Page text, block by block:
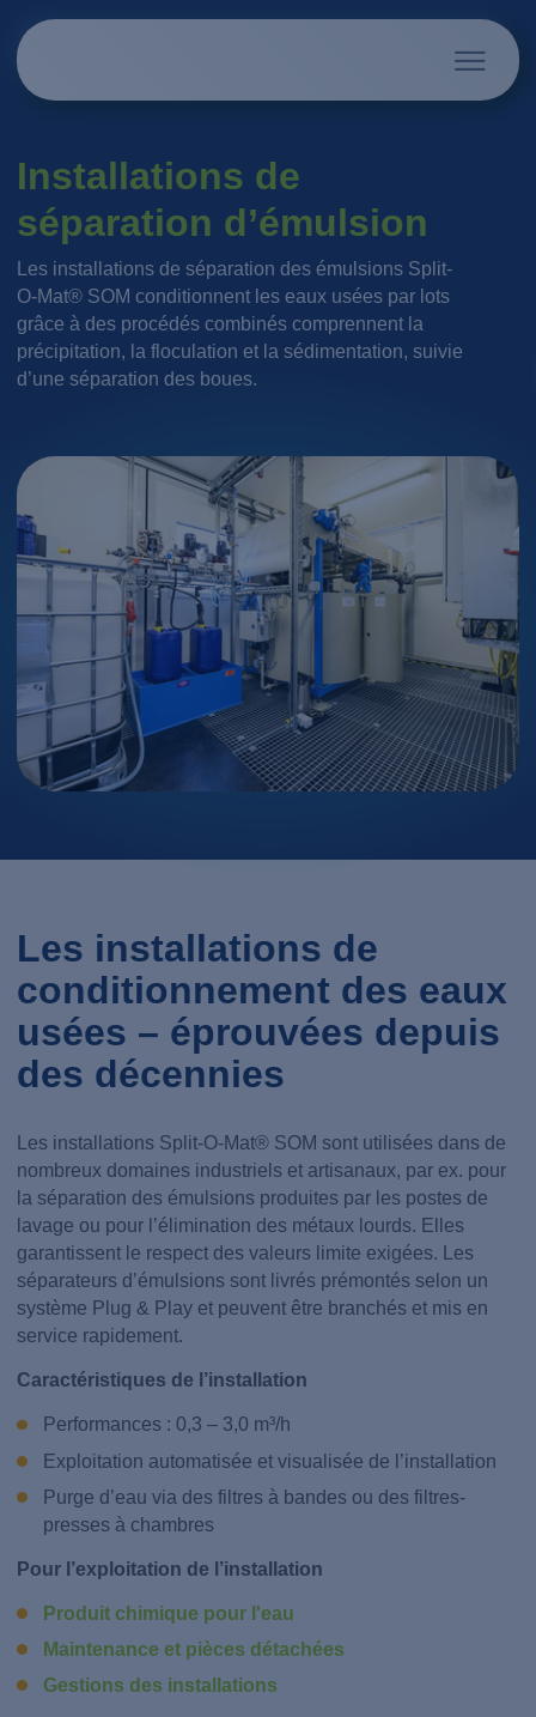
Installations de
séparation d’émulsion
Les installations de séparation des émulsions Split-
O-Mat® SOM conditionnent les eaux usées par lots
grâce à des procédés combinés comprennent la
précipitation, la floculation et la sédimentation, suivie
d’une séparation des boues.
Les installations de
conditionnement des eaux
usées – éprouvées depuis
des décennies
Les installations Split-O-Mat® SOM sont utilisées dans de
nombreux domaines industriels et artisanaux, par ex. pour
la séparation des émulsions produites par les postes de
lavage ou pour l’élimination des métaux lourds. Elles
garantissent le respect des valeurs limite exigées. Les
séparateurs d’émulsions sont livrés prémontés selon un
système Plug & Play et peuvent être branchés et mis en
service rapidement.
Caractéristiques de l’installation
Performances : 0,3 – 3,0 m³/h
Exploitation automatisée et visualisée de l’installation
Purge d’eau via des filtres à bandes ou des filtres-
presses à chambres
Pour l’exploitation de l’installation
Produit chimique pour l'eau
Maintenance et pièces détachées
Gestions des installations